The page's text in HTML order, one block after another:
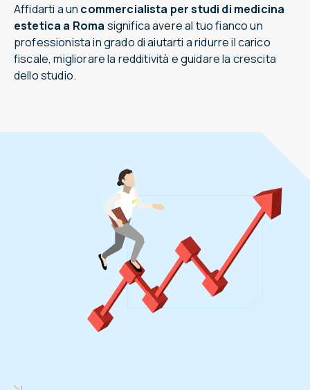
Affidarti a un commercialista per studi di medicina
estetica a Roma significa avere al tuo fianco un
professionista in grado di aiutarti a ridurre il carico
fiscale, migliorare la redditività e guidare la crescita
dello studio.